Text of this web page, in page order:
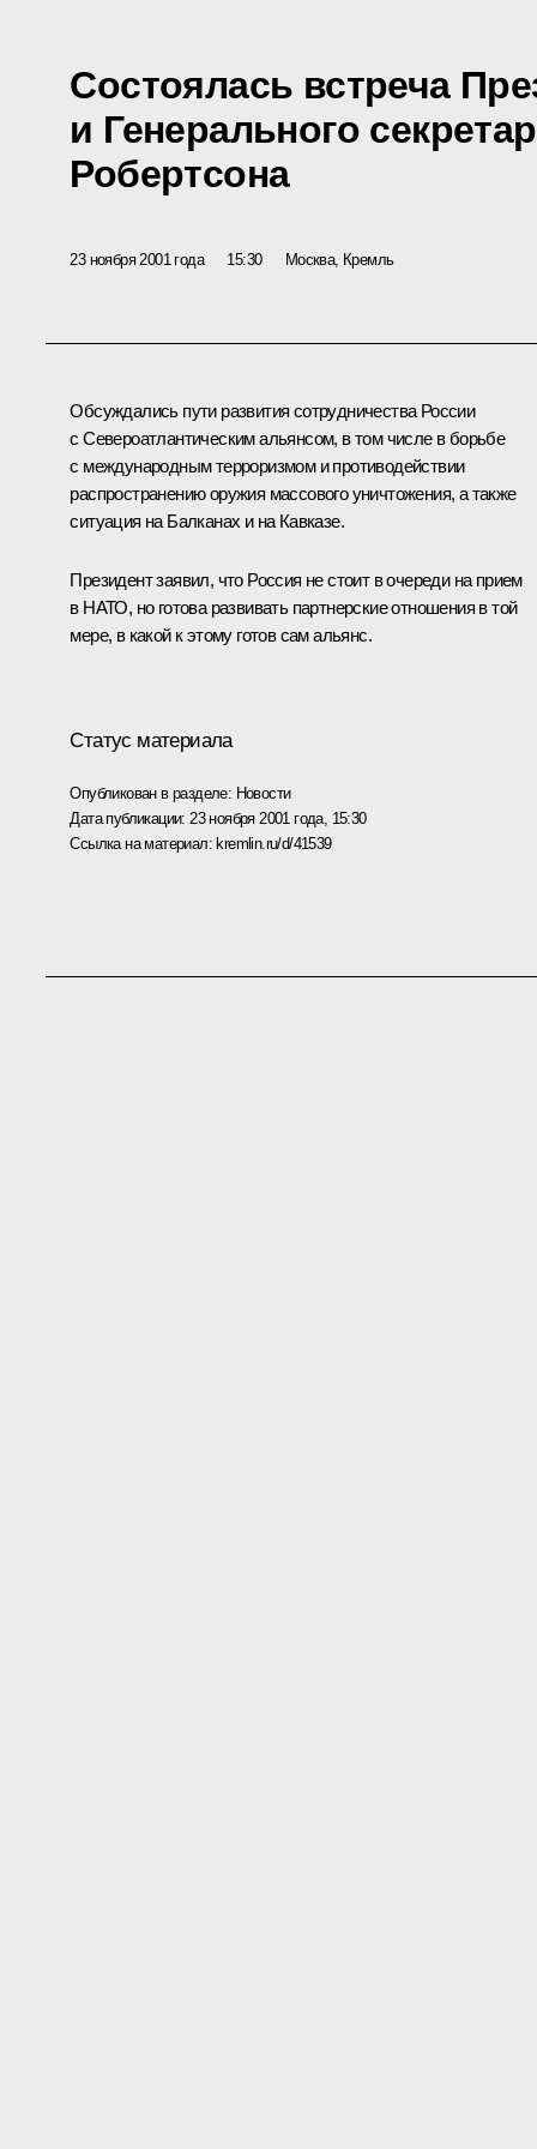
Состоялась встреча
и Генерального
Робертсона
23 ноября 2001 года 15:30 Москва, Кремль
Обсуждались пути развития сотрудничества России
с Североатлантическим альянсом, в том числе в борьбе
с международным терроризмом и противодействии
распространению оружия массового уничтожения, а также
ситуация на Балканах и на Кавказе.
Президент заявил, что Россия не стоит в очереди на прием
в НАТО, но готова развивать партнерские отношения в той
мере, в какой к этому готов сам альянс.
Статус материала
Опубликован в разделе: Новости
Дата публикации: 23 ноября 2001 года, 15:30
Ссылка на материал:kremlin.ru/d/41539